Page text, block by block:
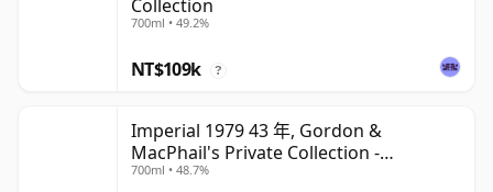
Collection
700ml • 49.2%
NT$109k ?
Imperial 1979 43 年, Gordon &
MacPhail's Private Collection -
Recollection Series Cask 5317
700ml • 48.7%